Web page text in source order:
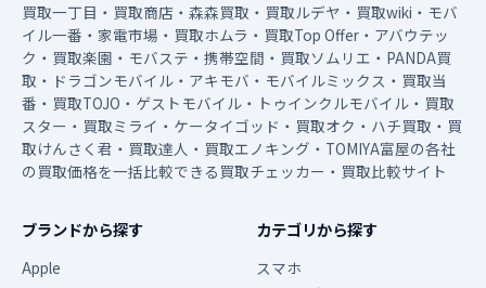
買取一丁目・買取商店・森森買取・買取ルデヤ・買取wiki・モバ
イル一番・家電市場・買取ホムラ・買取Top Offer・アバウテッ
ク・買取楽園・モバステ・携帯空間・買取ソムリエ・PANDA買
取・ドラゴンモバイル・アキモバ・モバイルミックス・買取当
番・買取TOJO・ゲストモバイル・トゥインクルモバイル・買取
スター・買取ミライ・ケータイゴッド・買取オク・ハチ買取・買
取けんさく君・買取達人・買取エノキング・TOMIYA富屋の各社
の買取価格を一括比較できる買取チェッカー・買取比較サイト
ブランドから探す
Apple
カテゴリから探す
スマホ